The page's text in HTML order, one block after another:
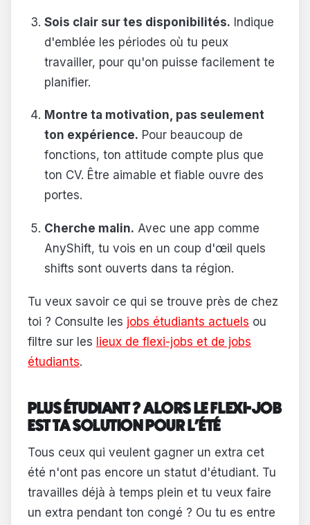
Sois clair sur tes disponibilités. Indique
d'emblée les périodes où tu peux
travailler, pour qu'on puisse facilement te
planifier.
Montre ta motivation, pas seulement
ton expérience. Pour beaucoup de
fonctions, ton attitude compte plus que
ton CV. Être aimable et fiable ouvre des
portes.
Cherche malin. Avec une app comme
AnyShift, tu vois en un coup d'œil quels
shifts sont ouverts dans ta région.
Tu veux savoir ce qui se trouve près de chez
toi ? Consulte les jobs étudiants actuels ou
filtre sur les lieux de flexi-jobs et de jobs
étudiants.
PLUS ÉTUDIANT ? ALORS LE FLEXI-JOB
EST TA SOLUTION POUR L'ÉTÉ
Tous ceux qui veulent gagner un extra cet
été n'ont pas encore un statut d'étudiant. Tu
travailles déjà à temps plein et tu veux faire
un extra pendant ton congé ? Ou tu es entre